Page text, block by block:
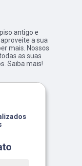
antigo e
a sua
mais. Nossos
as suas
Saiba mais!